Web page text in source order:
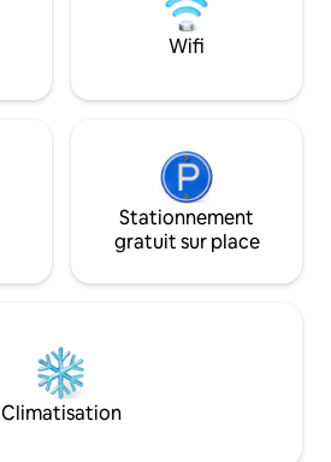
Wifi
Stationnement
gratuit sur place
Climatisation